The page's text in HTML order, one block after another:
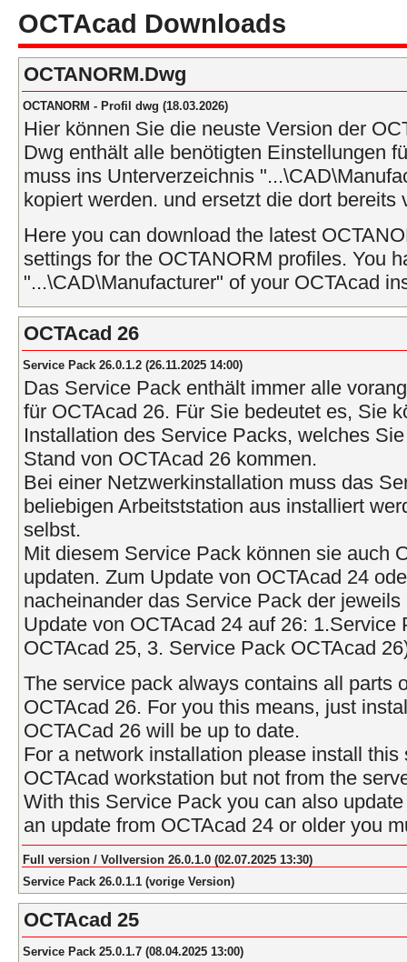
OCTAcad Downloads
OCTANORM.Dwg
OCTANORM - Profil dwg (18.03.2026)
Hier können Sie die neuste Version der
Dwg enthält alle benötigten Einstellungen
muss ins Unterverzeichnis
kopiert werden. und ersetzt die dort bereits
Here you can download the latest
settings for the OCTANORM profiles. You
"...\CAD\Manufacturer" of your OCTAcad
OCTAcad 26
Service Pack 26.0.1.2 (26.11.2025 14:00)
Das Service Pack enthält immer alle
für OCTAcad 26. Für Sie bedeutet es, Sie
Installation des Service Packs, welches
Stand von OCTAcad 26 kommen.
Bei einer Netzwerkinstallation muss das
beliebigen Arbeitststation aus installiert
selbst.
Mit diesem Service Pack können sie auch
updaten. Zum Update von OCTAcad 24
nacheinander das Service Pack der
Update von OCTAcad 24 auf 26:
OCTAcad 25, 3. Service Pack OCTAcad
The service pack always contains all parts
OCTAcad 26. For you this means, just
OCTACad 26 will be up to date.
For a network installation please install
OCTAcad workstation but not from the
With this Service Pack you can also
an update from OCTAcad 24 or older you
Full version / Vollversion 26.0.1.0 (02.07.2025 13:30)
Service Pack 26.0.1.1 (vorige Version)
OCTAcad 25
Service Pack 25.0.1.7 (08.04.2025 13:00)